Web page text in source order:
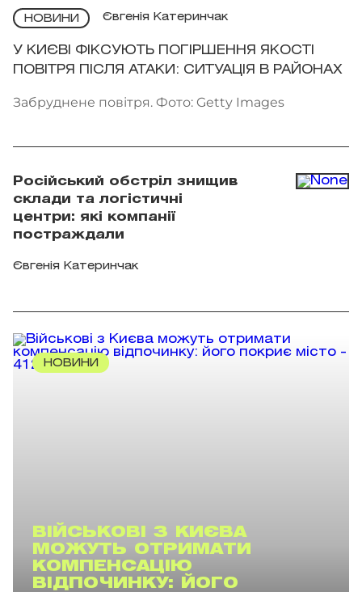
НОВИНИ Євгенія Катеринчак
У КИЄВІ ФІКСУЮТЬ ПОГІРШЕННЯ ЯКОСТІ
ПОВІТРЯ ПІСЛЯ АТАКИ: СИТУАЦІЯ В РАЙОНАХ
Забруднене повітря. Фото: Getty Images
Російський обстріл знищив
склади та логістичні
центри: які компанії
постраждали
Євгенія Катеринчак
НОВИНИ
ВІЙСЬКОВІ З КИЄВА
МОЖУТЬ ОТРИМАТИ
КОМПЕНСАЦІЮ
ВІДПОЧИНКУ: ЙОГО